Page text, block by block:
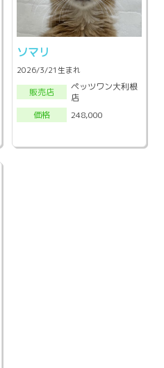
ソマリ
2026/3/21生まれ
販売店
ペッツワン大利根
店
価格
248,000